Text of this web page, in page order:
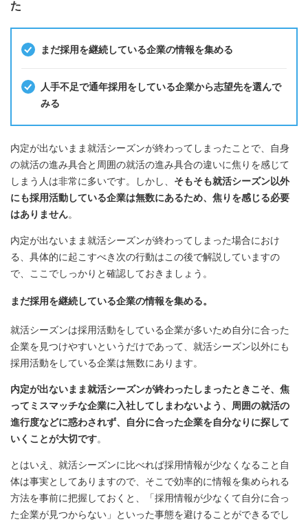
た
まだ採用を継続している企業の情報を集める
人手不足で通年採用をしている企業から志望先を選んで
みる
内定が出ないまま就活シーズンが終わってしまったことで、自身
の就活の進み具合と周囲の就活の進み具合の違いに焦りを感じて
しまう人は非常に多いです。しかし、 そもそも就活シーズン以外
にも採用活動している企業は無数にあるため、焦りを感じる必要
はありません。
内定が出ないまま就活シーズンが終わってしまった場合におけ
る、具体的に起こすべき次の行動はこの後で解説していますの
で、ここでしっかりと確認しておきましょう。
まだ採用を継続している企業の情報を集める。
就活シーズンは採用活動をしている企業が多いため自分に合った
企業を見つけやすいというだけであって、就活シーズン以外にも
採用活動をしている企業は無数にあります。
内定が出ないまま就活シーズンが終わったしまったときこそ、焦
ってミスマッチな企業に入社してしまわないよう、周囲の就活の
進行度などに惑わされず、自分に合った企業を自分なりに探して
いくことが大切です。
とはいえ、就活シーズンに比べれば採用情報が少なくなること自
体は事実としてありますので、そこで効率的に情報を集められる
方法を事前に把握しておくと、「採用情報が少なくて自分に合っ
た企業が見つからない」といった事態を避けることができるでし